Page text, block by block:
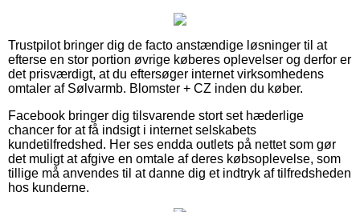
Trustpilot bringer dig de facto anstændige løsninger til at
efterse en stor portion øvrige køberes oplevelser og derfor er
det prisværdigt, at du eftersøger internet virksomhedens
omtaler af Sølvarmb. Blomster + CZ inden du køber.
Facebook bringer dig tilsvarende stort set hæderlige
chancer for at få indsigt i internet selskabets
kundetilfredshed. Her ses endda outlets på nettet som gør
det muligt at afgive en omtale af deres købsoplevelse, som
tillige må anvendes til at danne dig et indtryk af tilfredsheden
hos kunderne.